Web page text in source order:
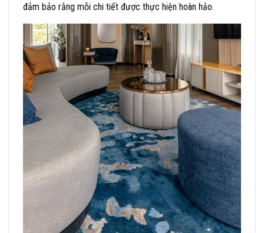
đảm bảo rằng mỗi chi tiết được thực hiện hoàn hảo.